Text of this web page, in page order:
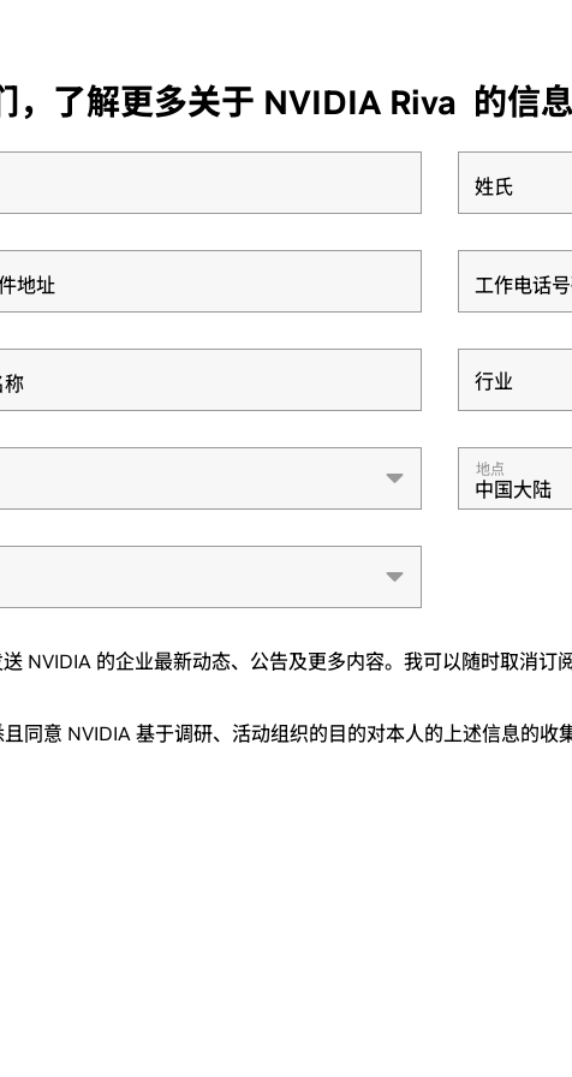
，了解更多关于 NVIDIA Riva 的信息
姓氏
地址 工作电话
称 行业
行业
地点
中国大陆
NVIDIA 的企业最新动态、公告及更多内容。我可以随时取消订阅
同意 NVIDIA 基于调研、活动组织的目的对本人的上述信息的收